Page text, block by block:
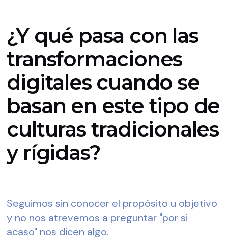
¿Y qué pasa con las
transformaciones
digitales cuando se
basan en este tipo de
culturas tradicionales
y rígidas?
Seguimos sin conocer el propósito u objetivo
y no nos atrevemos a preguntar "por si
acaso" nos dicen algo.